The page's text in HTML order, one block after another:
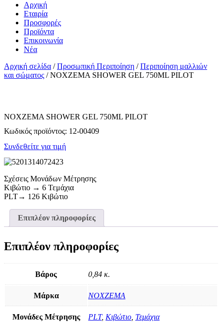
Αρχική
Εταιρία
Προσφορές
Προϊόντα
Επικοινωνία
Νέα
Αρχική σελίδα /Προσωπική Περιποίηση /Περιποίηση μαλλιών
και σώματος / NOXZEMA SHOWER GEL 750ML PILOT
NOXZEMA SHOWER GEL 750ML PILOT
Κωδικός προϊόντος: 12-00409
Συνδεθείτε για τιμή
Σχέσεις Μονάδων Μέτρησης
Κιβώτιο → 6 Τεμάχια
PLT→ 126 Κιβώτιο
Επιπλέον πληροφορίες
Επιπλέον πληροφορίες
Βάρος 0,84 κ.
Μάρκα NOXZEMA
Μονάδες Μέτρησης PLT, Κιβώτιο Τεμάχια